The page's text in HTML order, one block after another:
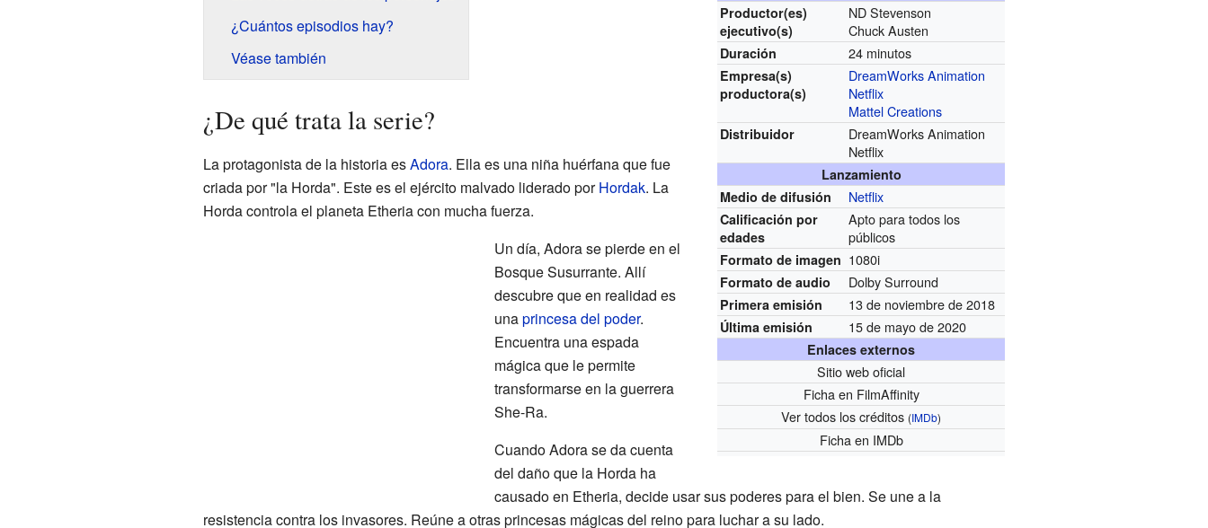
Productor(es)
ejecutivo(s)
ND Stevenson
Chuck Austen
Duración 24 minutos
Empresa(s)
productora(s)
DreamWorks Animation
Netflix
Mattel Creations
Distribuidor
DreamWorks Animation
Netflix
Lanzamiento
Medio de difusión
Netflix
Calificación por
edades
Apto para todos los
públicos
Formato de imagen 1080i
Formato de audio Dolby Surround
Primera emisión 13 de noviembre de 2018
Última emisión 15 de mayo de 2020
Enlaces externos
Sitio web oficial
Fichaen FilmAffinity
Ver todos los créditos (IMDb)
Fichaen IMDb
¿Cuántos episodios hay?
Véase también
¿De qué trata la serie?
La protagonista de la historia esAdora. Ella es una niña huérfana que fue
criada por "la Horda". Este es el ejército malvado liderado porHordak. La
Horda controla el planeta Etheria con mucha fuerza.
Un día, Adora se pierde en el
Bosque Susurrante. Allí
descubre que en realidad es
unaprincesa del poder.
Encuentra una espada
mágica que le permite
transformarse en la guerrera
She-Ra.
Cuando Adora se da cuenta
del daño que la Horda ha
causado en Etheria, decide usar sus poderes para el bien. Se une a la
resistencia contra los invasores. Reúne a otras princesas mágicas del reino para luchar a su lado.